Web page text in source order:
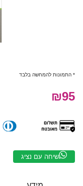
* התמונות להמחשה בלבד
₪95
שיחה עם נציג